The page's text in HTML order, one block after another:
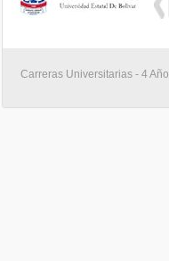
Carreras Universitarias - 4